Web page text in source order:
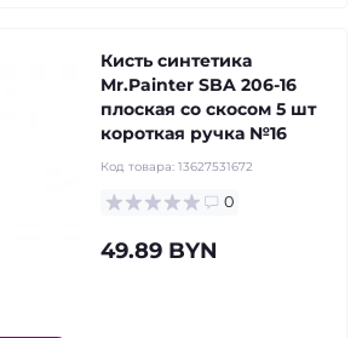
Кисть синтетика
Mr.Painter SBA 206-16
плоская со скосом 5 шт
короткая ручка №16
Код товара: 13627531672
0
49.89 BYN